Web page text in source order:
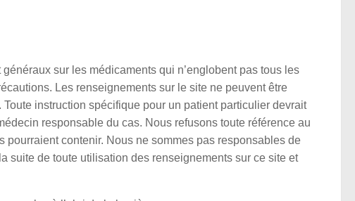
sur les médicaments qui n’englobent pas tous les
Les renseignements sur le site ne peuvent être
instruction spécifique pour un patient particulier devrait
responsable du cas. Nous refusons toute référence au
contenir. Nous ne sommes pas responsables de
suite de toute utilisation des renseignements sur ce site et